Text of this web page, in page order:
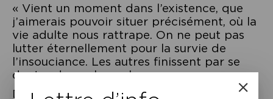
« Vient un moment dans l’existence, que
j’aimerais pouvoir situer précisément, où la
vie adulte nous rattrape. On ne peut pas
lutter éternellement pour la survie de
l’insouciance. Les autres finissent par se
douter de quelque chose. »
Depuis l’enfance, Camille n’a rien fait dans